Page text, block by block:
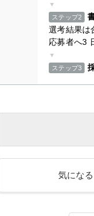
▼
ステップ2
選考結果は
応募者へ3
▼
ステップ3
気にな